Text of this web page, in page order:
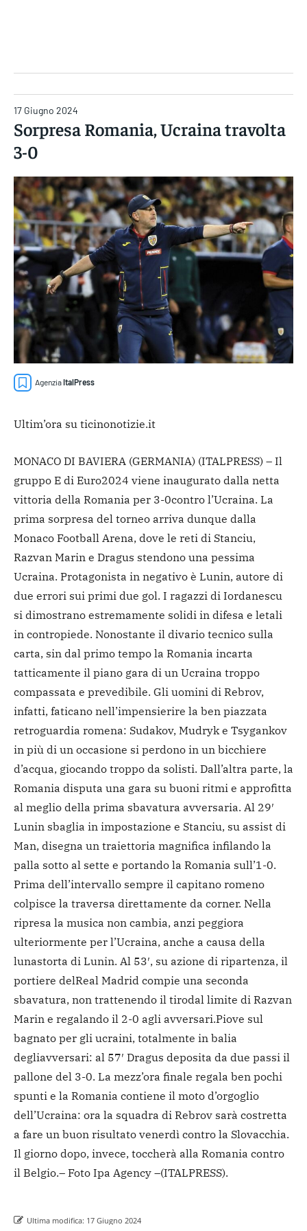
17 Giugno 2024
Sorpresa Romania, Ucraina travolta
3-0
AgenziaItalPress
Ultim’ora su ticinonotizie.it
MONACO DI BAVIERA (GERMANIA) (ITALPRESS) – Il
gruppo E di Euro2024 viene inaugurato dalla netta
vittoria della Romania per 3-0contro l’Ucraina. La
prima sorpresa del torneo arriva dunque dalla
Monaco Football Arena, dove le reti di Stanciu,
Razvan Marin e Dragus stendono una pessima
Ucraina. Protagonista in negativo è Lunin, autore di
due errori sui primi due gol. I ragazzi di Iordanescu
si dimostrano estremamente solidi in difesa e letali
in contropiede. Nonostante il divario tecnico sulla
carta, sin dal primo tempo la Romania incarta
tatticamente il piano gara di un Ucraina troppo
compassata e prevedibile. Gli uomini di Rebrov,
infatti, faticano nell’impensierire la ben piazzata
retroguardia romena: Sudakov, Mudryk e Tsygankov
in più di un occasione si perdono in un bicchiere
d’acqua, giocando troppo da solisti. Dall’altra parte, la
Romania disputa una gara su buoni ritmi e approfitta
al meglio della prima sbavatura avversaria. Al 29′
Lunin sbaglia in impostazione e Stanciu, su assist di
Man, disegna un traiettoria magnifica infilando la
palla sotto al sette e portando la Romania sull’1-0.
Prima dell’intervallo sempre il capitano romeno
colpisce la traversa direttamente da corner. Nella
ripresa la musica non cambia, anzi peggiora
ulteriormente per l’Ucraina, anche a causa della
lunastorta di Lunin. Al 53′, su azione di ripartenza, il
portiere delReal Madrid compie una seconda
sbavatura, non trattenendo il tirodal limite di Razvan
Marin e regalando il 2-0 agli avversari.Piove sul
bagnato per gli ucraini, totalmente in balia
degliavversari: al 57′ Dragus deposita da due passi il
pallone del 3-0. La mezz’ora finale regala ben pochi
spunti e la Romania contiene il moto d’orgoglio
dell’Ucraina: ora la squadra di Rebrov sarà costretta
a fare un buon risultato venerdì contro la Slovacchia.
Il giorno dopo, invece, toccherà alla Romania contro
il Belgio.– Foto Ipa Agency –(ITALPRESS).
Ultima modifica: 17 Giugno 2024